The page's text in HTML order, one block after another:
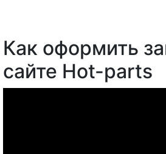
Как оформить
сайте Hot-parts